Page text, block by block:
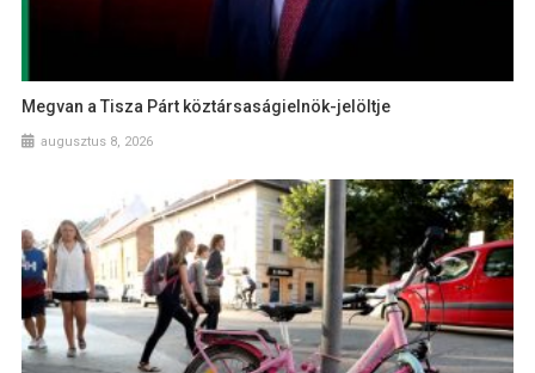
Megvan a Tisza Párt köztársaságielnök-jelöltje
augusztus 8, 2026